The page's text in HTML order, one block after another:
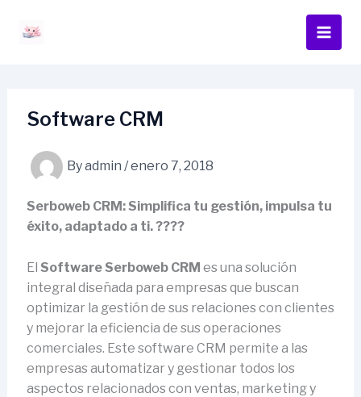
Software CRM
Byadmin /enero 7, 2018
Serboweb CRM: Simplifica tu gestión, impulsa tu
éxito, adaptado a ti. ????
El Software Serboweb CRM es una solución
integral diseñada para empresas que buscan
optimizar la gestión de sus relaciones con clientes
y mejorar la eficiencia de sus operaciones
comerciales. Este software CRM permite a las
empresas automatizar y gestionar todos los
aspectos relacionados con ventas, marketing y